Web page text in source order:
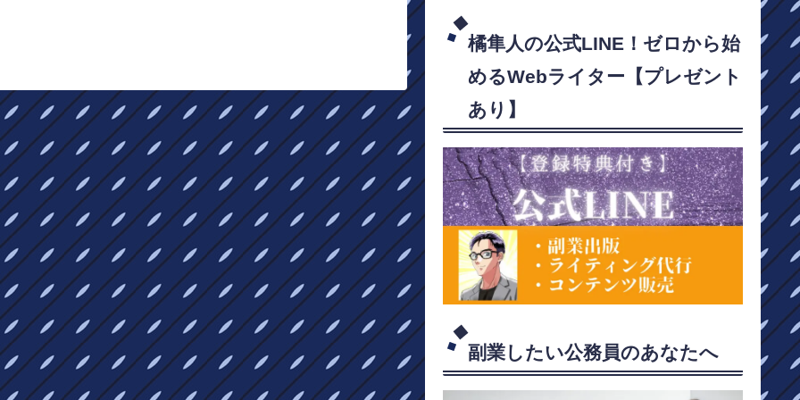
橘隼人の公式LINE！ゼロから始
めるWebライター【プレゼント
あり】
副業したい公務員のあなたへ